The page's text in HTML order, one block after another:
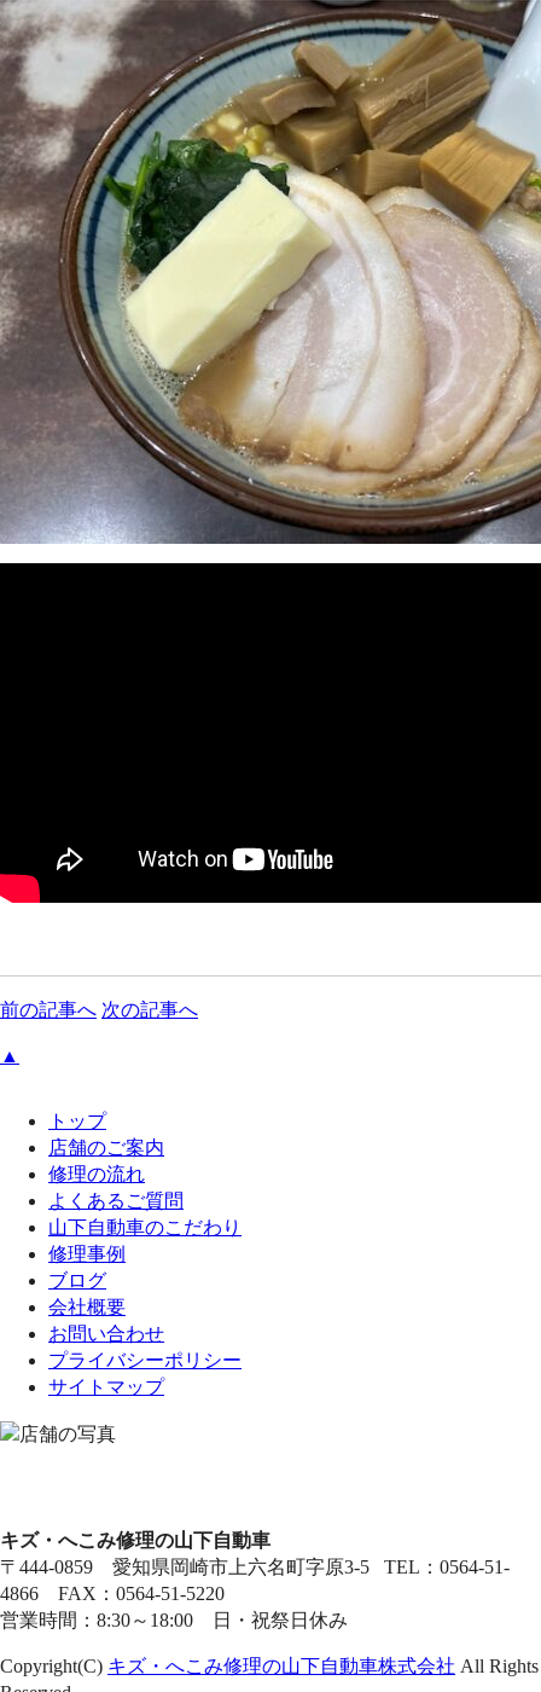
前の記事へ 次の記事へ
▲
トップ
店舗のご案内
修理の流れ
よくあるご質問
山下自動車のこだわり
修理事例
ブログ
会社概要
お問い合わせ
プライバシーポリシー
サイトマップ
キズ・へこみ修理の山下自動車
〒444-0859 愛知県岡崎市上六名町字原3-5 TEL：0564-51-
4866 FAX：0564-51-5220
営業時間：8:30～18:00 日・祝祭日休み
Copyright(C) キズ・へこみ修理の山下自動車株式会社 All Rights